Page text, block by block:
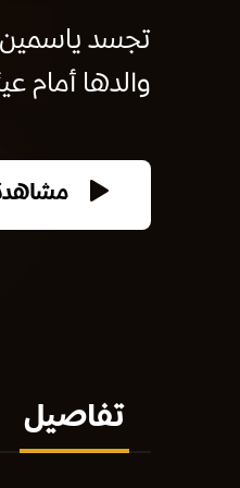
تجسد
والدها أمام
تفاصيل